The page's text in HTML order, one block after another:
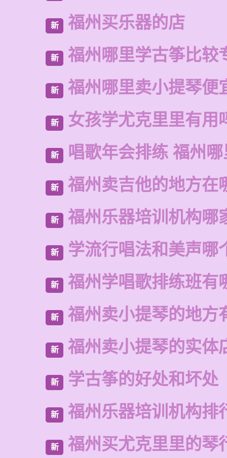
新 福州买乐器的店
新 福州哪里学古筝比较
新 福州哪里卖小提琴便
新 女孩学尤克里里有用
新 唱歌年会排练 福州
新 福州卖吉他的地方在
新 福州乐器培训机构哪
新 学流行唱法和美声哪
新 福州学唱歌排练班有
新 福州卖小提琴的地方
新 福州卖小提琴的实体
新 学古筝的好处和坏处
新 福州乐器培训机构排
新 福州买尤克里里的琴